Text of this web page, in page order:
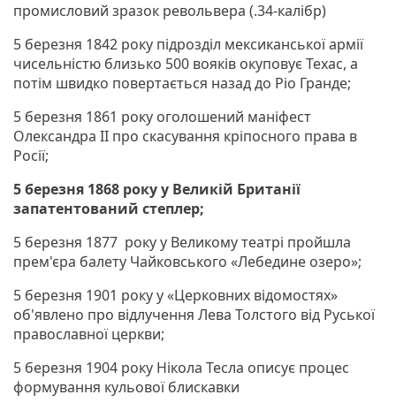
промисловий зразок револьвера (.34-калібр)
5 березня 1842 року підрозділ мексиканської армії
чисельністю близько 500 вояків окуповує Техас, а
потім швидко повертається назад до Ріо Гранде;
5 березня 1861 року оголошений маніфест
Олександра ІІ про скасування кріпосного права в
Росії;
5 березня 1868 року у Великій Британії
запатентований степлер;
5 березня 1877 року у Великому театрі пройшла
прем'єра балету Чайковського «Лебедине озеро»;
5 березня 1901 року у «Церковних відомостях»
об'явлено про відлучення Лева Толстого від Руської
православної церкви;
5 березня 1904 року Нікола Тесла описує процес
формування кульової блискавки